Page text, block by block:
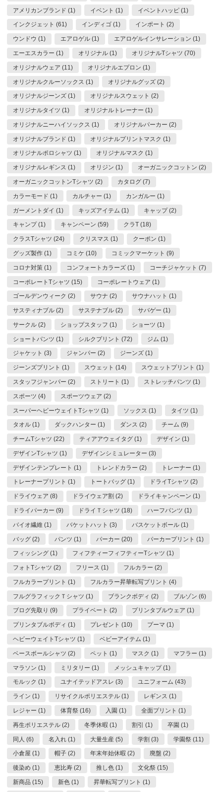
アメリカンブランド (1) イベント (1) イベントハッピ (1)
インクジェット (61) インディゴ (1) インポート (2)
ウンドウ (1) エアロゲル (1) エアロゲルインサレーション (1)
エーエスカラー (1) オリジナル (1) オリジナルTシャツ (70)
オリジナルウェア (11) オリジナルエプロン (1)
オリジナルクルーソックス (1) オリジナルグッズ (2)
オリジナルジーンズ (1) オリジナルスウェット (2)
オリジナルタイツ (1) オリジナルトレーナー (1)
オリジナルニーハイソックス (1) オリジナルパーカー (2)
オリジナルブランド (1) オリジナルプリントマスク (1)
オリジナルポロシャツ (1) オリジナルマスク (1)
オリジナルレギンス (1) オリジン (1) オーガニックコットン (2)
オーガニックコットンTシャツ (2) カタログ (7)
カラーモード (1) カルチャー (1) カンガルー (1)
ガーメントダイ (1) キッズアイテム (1) キャップ (2)
キャンプ (1) キャンペーン (59) クラT (18)
クラスTシャツ (24) クリスマス (1) クーポン (1)
グッズ製作 (1) コミケ (10) コミックマーケット (9)
コロナ対策 (1) コンフォートカラーズ (1) コーチジャケット (7)
コーポレートTシャツ (15) コーポレートウェア (1)
ゴールデンウィーク (2) サウナ (2) サウナハット (1)
サスティナブル (2) サステナブル (2) サバゲー (1)
サークル (2) ショップスタッフ (1) ショーツ (1)
ショートパンツ (1) シルクプリント (72) ジム (1)
ジャケット (3) ジャンパー (2) ジーンズ (1)
ジーンズプリント (1) スウェット (14) スウェットプリント (1)
スタッフジャンパー (2) ストリート (1) ストレッチパンツ (1)
スポーツ (4) スポーツウェア (2)
スーパーヘビーウェイトTシャツ (1) ソックス (1) タイツ (1)
タオル (1) ダックハンター (1) ダンス (2) チーム (9)
チームTシャツ (22) ティアアウェイタグ (1) デザイン (1)
デザインTシャツ (1) デザインシミュレーター (3)
デザインテンプレート (1) トレンドカラー (2) トレーナー (1)
トレーナープリント (1) トートバッグ (1) ドライTシャツ (2)
ドライウェア (8) ドライウェア割 (2) ドライキャンペーン (1)
ドライパーカー (9) ドライＴシャツ (18) ハーフパンツ (1)
バイオ繊維 (1) バケットハット (3) バスケットボール (1)
バッグ (2) パンツ (1) パーカー (20) パーカープリント (1)
フィッシング (1) フィフティーフィフティーTシャツ (1)
フォトTシャツ (2) フリース (1) フルカラー (2)
フルカラープリント (1) フルカラー昇華転写プリント (4)
フルグラフィックＴシャツ (1) ブランクボディ (2) ブルゾン (6)
ブログ先取り (9) プライベート (2) プリンタブルウェア (1)
プリンタブルボディ (1) プレゼント (10) プーマ (1)
ヘビーウェイトTシャツ (1) ベビーアイテム (1)
ベースボールシャツ (2) ペット (1) マスク (1) マフラー (1)
マラソン (1) ミリタリー (1) メッシュキャップ (1)
モルック (1) ユナイテッドアスレ (3) ユニフォーム (43)
ライン (1) リサイクルポリエステル (1) レギンス (1)
レジャー (1) 体育祭 (16) 入園 (1) 全面プリント (1)
再生ポリエステル (2) 冬季休暇 (1) 割引 (1) 卒園 (1)
同人 (6) 名入れ (1) 大量生産 (5) 学割 (3) 学園祭 (11)
小倉屋 (1) 帽子 (2) 年末年始休暇 (2) 廃盤 (2)
後染め (1) 恵比寿 (2) 推し色 (1) 文化祭 (15)
新商品 (15) 新色 (1) 昇華転写プリント (1)